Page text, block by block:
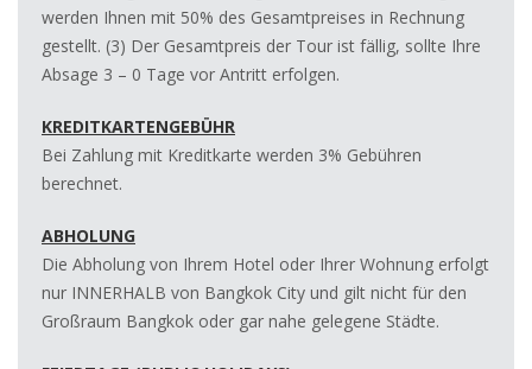
werden Ihnen mit 50% des Gesamtpreises in Rechnung
gestellt. (3) Der Gesamtpreis der Tour ist fällig, sollte Ihre
Absage 3 – 0 Tage vor Antritt erfolgen.
KREDITKARTENGEBÜHR
Bei Zahlung mit Kreditkarte werden 3% Gebühren
berechnet.
ABHOLUNG
Die Abholung von Ihrem Hotel oder Ihrer Wohnung erfolgt
nur INNERHALB von Bangkok City und gilt nicht für den
Großraum Bangkok oder gar nahe gelegene Städte.